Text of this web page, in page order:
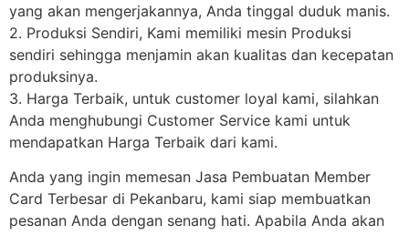
yang akan mengerjakannya, Anda tinggal duduk manis.
2. Produksi Sendiri, Kami memiliki mesin Produksi
sendiri sehingga menjamin akan kualitas dan kecepatan
produksinya.
3. Harga Terbaik, untuk customer loyal kami, silahkan
Anda menghubungi Customer Service kami untuk
mendapatkan Harga Terbaik dari kami.
Anda yang ingin memesan Jasa Pembuatan Member
Card Terbesar di Pekanbaru, kami siap membuatkan
pesanan Anda dengan senang hati. Apabila Anda akan